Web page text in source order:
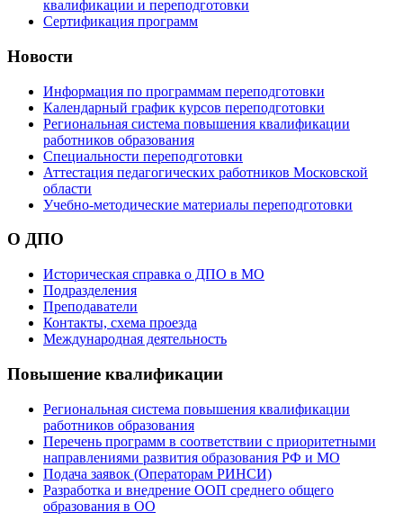
квалификации и переподготовки
Сертификация программ
Новости
Информация по программам переподготовки
Календарный график курсов переподготовки
Региональная система повышения квалификации
работников образования
Специальности переподготовки
Аттестация педагогических работников Московской
области
Учебно-методические материалы переподготовки
О ДПО
Историческая справка о ДПО в МО
Подразделения
Преподаватели
Контакты, схема проезда
Международная деятельность
Повышение квалификации
Региональная система повышения квалификации
работников образования
Перечень программ в соответствии с приоритетными
направлениями развития образования РФ и МО
Подача заявок (Операторам РИНСИ)
Разработка и внедрение ООП среднего общего
образования в ОО